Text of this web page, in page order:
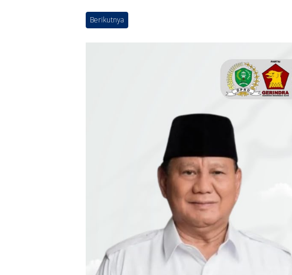
Berikutnya